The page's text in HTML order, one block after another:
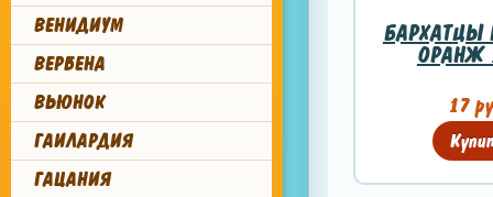
ВЕНИДИУМ
ВЕРБЕНА
ВЬЮНОК
ГАИЛАРДИЯ
ГАЦАНИЯ
БАРХАТЦЫ
ОРАНЖ
17